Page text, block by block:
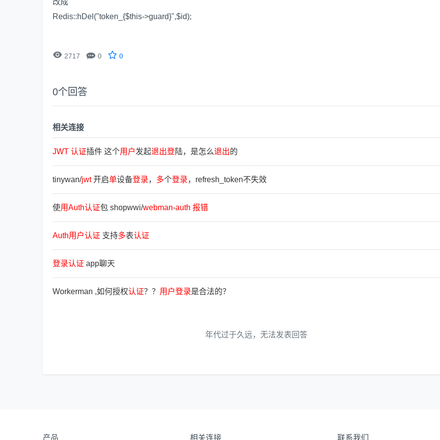
改成
Redis::hDel("token_{$this->guard}",$id);
 2717  0 0
0个回答
相关连接
JWT 认证插件 这个用 户发起退出登陆，是怎么退出的
tinywan/jwt开启单设备登录， 多个登录，refresh_token不失效
使用Auth认证包 shopwwi/webman-auth 报错
Auth用 户认证 支持多表认证
登录认证 app聊天
Workerman ,如何授权认证？？ 用 户登录是合法的？
年代过于久远，无法发表回答
产品 相关连接 联系我们